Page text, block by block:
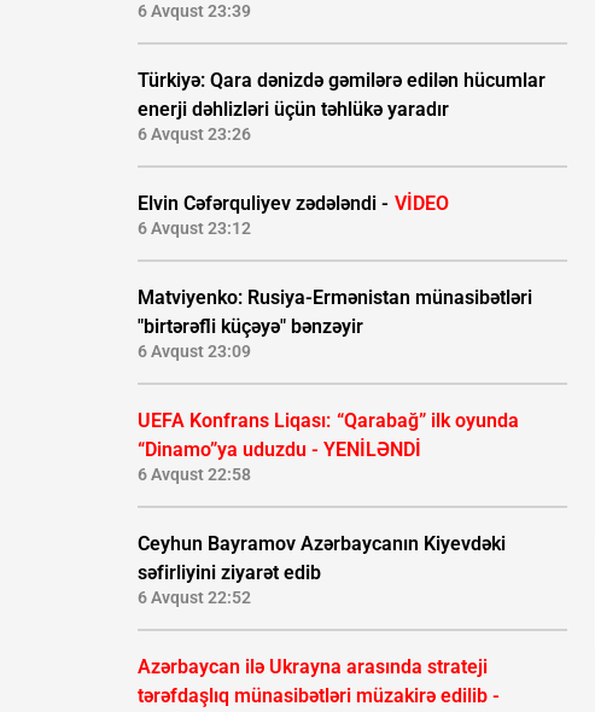
6 Avqust 23:39
Türkiyə: Qara dənizdə gəmilərə edilən hücumlar
enerji dəhlizləri üçün təhlükə yaradır
6 Avqust 23:26
Elvin Cəfərquliyev zədələndi - VİDEO
6 Avqust 23:12
Matviyenko: Rusiya-Ermənistan münasibətləri
"birtərəfli küçəyə" bənzəyir
6 Avqust 23:09
UEFA Konfrans Liqası: “Qarabağ” ilk oyunda
“Dinamo”ya uduzdu - YENİLƏNDİ
6 Avqust 22:58
Ceyhun Bayramov Azərbaycanın Kiyevdəki
səfirliyini ziyarət edib
6 Avqust 22:52
Azərbaycan ilə Ukrayna arasında strateji
tərəfdaşlıq münasibətləri müzakirə edilib -